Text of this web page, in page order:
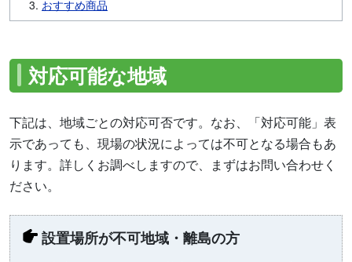
おすすめ商品
対応可能な地域
下記は、地域ごとの対応可否です。なお、「対応可能」表
示であっても、現場の状況によっては不可となる場合もあ
ります。詳しくお調べしますので、まずはお問い合わせく
ださい。
設置場所が不可地域・離島の方